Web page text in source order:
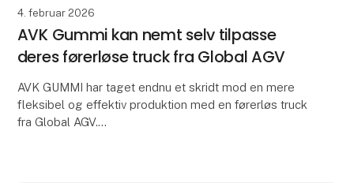
4. februar 2026
AVK Gummi kan nemt selv tilpasse
deres førerløse truck fra Global AGV
AVK GUMMI har taget endnu et skridt mod en mere
fleksibel og effektiv produktion med en førerløs truck
fra Global AGV.